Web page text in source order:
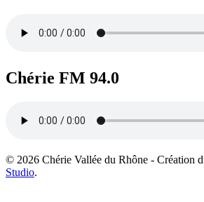
Chérie FM 94.0
© 2026 Chérie Vallée du Rhône - Création
Studio.